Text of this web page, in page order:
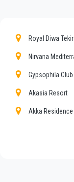
değil, Kemer
Tüm
bekliyorsun ?
Şirketimizin
Royal Diwa
Nirvana
Gypsophila
Akasia Resort
Akka
Amara Premier